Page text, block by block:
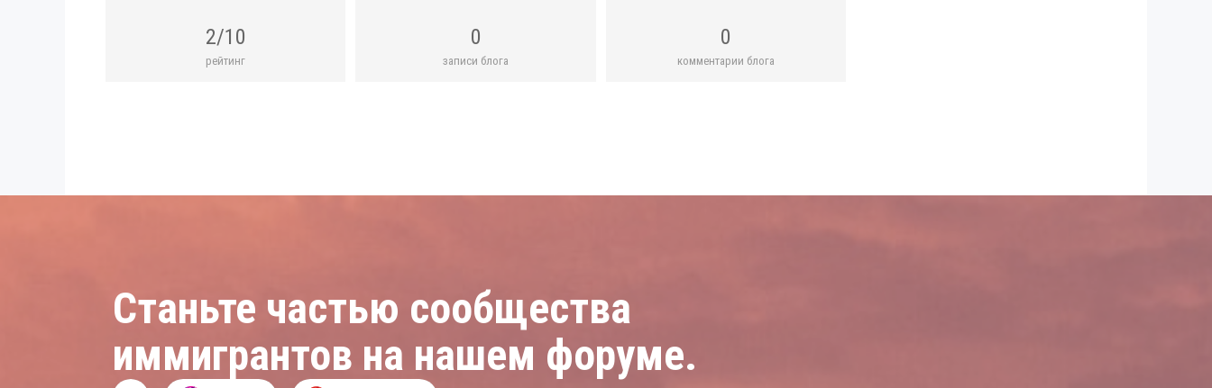
2/10
рейтинг
0
записи блога
0
комментарии блога
Станьте частью сообщества
иммигрантов на нашем форуме.